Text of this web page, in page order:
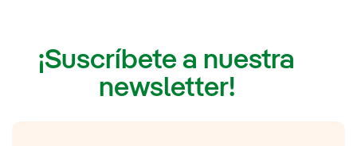
¡Suscríbete a nuestra
newsletter!